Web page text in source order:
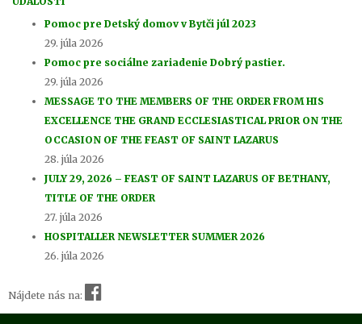
Pomoc pre Detský domov v Bytči júl 2023
29. júla 2026
Pomoc pre sociálne zariadenie Dobrý pastier.
29. júla 2026
MESSAGE TO THE MEMBERS OF THE ORDER FROM HIS
EXCELLENCE THE GRAND ECCLESIASTICAL PRIOR ON THE
OCCASION OF THE FEAST OF SAINT LAZARUS
28. júla 2026
JULY 29, 2026 – FEAST OF SAINT LAZARUS OF BETHANY,
TITLE OF THE ORDER
27. júla 2026
HOSPITALLER NEWSLETTER SUMMER 2026
26. júla 2026
Nájdete nás na: